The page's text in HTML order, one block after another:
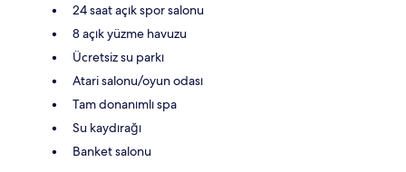
24 saat açık spor salonu
8 açık yüzme havuzu
Ücretsiz su parkı
Atari salonu/oyun odası
Tam donanımlı spa
Su kaydırağı
Banket salonu